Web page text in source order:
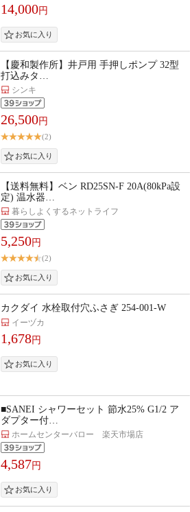
14,000円
【慶和製作所】井戸用 手押しポンプ 32型
打込みタ…
シンキ
26,500円
(2)
【送料無料】ベン RD25SN-F 20A(80kPa設
定) 温水器…
暮らしよくするネットライフ
5,250円
(2)
カクダイ 水栓取付穴ふさぎ 254-001-W
イーヅカ
1,678円
■SANEI シャワーセット 節水25% G1/2 ア
ダプター付…
ホームセンターバロー 楽天市場店
4,587円